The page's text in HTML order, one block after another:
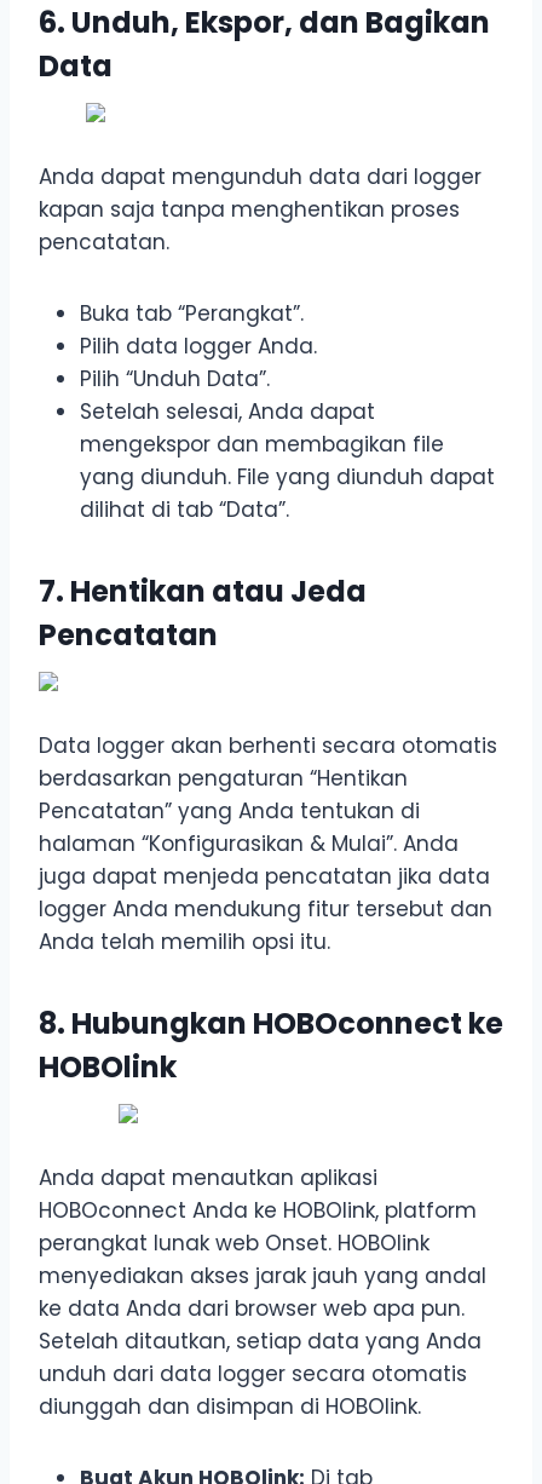
6. Unduh, Ekspor, dan Bagikan
Data
Anda dapat mengunduh data dari logger
kapan saja tanpa menghentikan proses
pencatatan.
Buka tab “Perangkat”.
Pilih data logger Anda.
Pilih “Unduh Data”.
Setelah selesai, Anda dapat
mengekspor dan membagikan file
yang diunduh. File yang diunduh dapat
dilihat di tab “Data”.
7. Hentikan atau Jeda
Pencatatan
Data logger akan berhenti secara otomatis
berdasarkan pengaturan “Hentikan
Pencatatan” yang Anda tentukan di
halaman “Konfigurasikan & Mulai”. Anda
juga dapat menjeda pencatatan jika data
logger Anda mendukung fitur tersebut dan
Anda telah memilih opsi itu.
8. Hubungkan HOBOconnect ke
HOBOlink
Anda dapat menautkan aplikasi
HOBOconnect Anda ke HOBOlink, platform
perangkat lunak web Onset. HOBOlink
menyediakan akses jarak jauh yang andal
ke data Anda dari browser web apa pun.
Setelah ditautkan, setiap data yang Anda
unduh dari data logger secara otomatis
diunggah dan disimpan di HOBOlink.
Buat Akun HOBOlink: Di tab